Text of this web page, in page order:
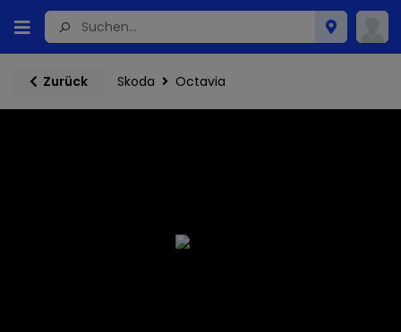
Zurück Skoda Octavia